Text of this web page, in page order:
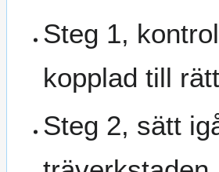
Steg 1,
kopplad till
Steg 2, sätt